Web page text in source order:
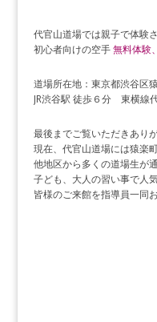
代官山道場では親子で体験
初心者向けの空手無料体験
道場所在地：東京都渋谷区
JR渋谷駅 徒歩６分 東横線
最後までご覧いただきあり
現在、代官山道場には猿楽
他地区から多くの道場生が
子ども、大人の習い事で人
皆様のご来館を指導員一同